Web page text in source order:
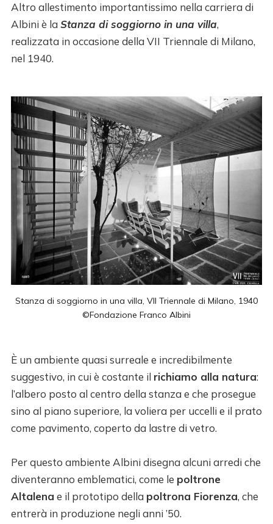
Altro allestimento importantissimo nella carriera di
Albini è laStanza di soggiorno in una villa,
realizzata in occasione della VII Triennale di Milano,
nel 1940.
Stanza di soggiorno in una villa, VII Triennale di Milano, 1940
©Fondazione Franco Albini
È un ambiente quasi surreale e incredibilmente
suggestivo, in cui è costante il richiamo alla natura:
l’albero posto al centro della stanza e che prosegue
sino al piano superiore, la voliera per uccelli e il prato
come pavimento, coperto da lastre di vetro.
Per questo ambiente Albini disegna alcuni arredi che
diventeranno emblematici, come le poltrone
Altalena e il prototipo della poltrona Fiorenza, che
entrerà in produzione negli anni ’50.